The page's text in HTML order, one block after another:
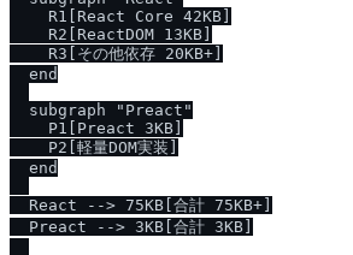
    R1[React Core 42KB]
    R2[ReactDOM 13KB]
    R3[その他依存 20KB+]
  end
  subgraph "Preact"
    P1[Preact 3KB]
    P2[軽量DOM実装]
  end
  React --> 75KB[合計 75KB+]
  Preact --> 3KB[合計 3KB]